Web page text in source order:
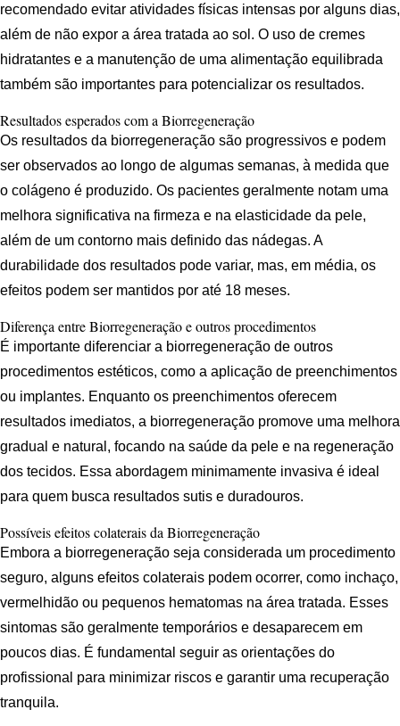
recomendado evitar atividades físicas intensas por alguns dias,
além de não expor a área tratada ao sol. O uso de cremes
hidratantes e a manutenção de uma alimentação equilibrada
também são importantes para potencializar os resultados.
Resultados esperados com a Biorregeneração
Os resultados da biorregeneração são progressivos e podem
ser observados ao longo de algumas semanas, à medida que
o colágeno é produzido. Os pacientes geralmente notam uma
melhora significativa na firmeza e na elasticidade da pele,
além de um contorno mais definido das nádegas. A
durabilidade dos resultados pode variar, mas, em média, os
efeitos podem ser mantidos por até 18 meses.
Diferença entre Biorregeneração e outros procedimentos
É importante diferenciar a biorregeneração de outros
procedimentos estéticos, como a aplicação de preenchimentos
ou implantes. Enquanto os preenchimentos oferecem
resultados imediatos, a biorregeneração promove uma melhora
gradual e natural, focando na saúde da pele e na regeneração
dos tecidos. Essa abordagem minimamente invasiva é ideal
para quem busca resultados sutis e duradouros.
Possíveis efeitos colaterais da Biorregeneração
Embora a biorregeneração seja considerada um procedimento
seguro, alguns efeitos colaterais podem ocorrer, como inchaço,
vermelhidão ou pequenos hematomas na área tratada. Esses
sintomas são geralmente temporários e desaparecem em
poucos dias. É fundamental seguir as orientações do
profissional para minimizar riscos e garantir uma recuperação
tranquila.